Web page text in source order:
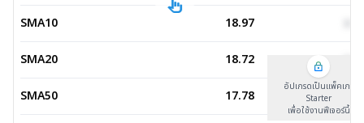
SMA10 18.97
SMA20 18.72
SMA50 17.78
อัปเกรดเป็นแพ็คเกจ
Starter
เพื่อใช้งานฟีเจอร์นี้